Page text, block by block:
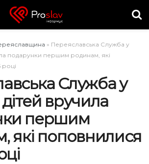
» Переяславська Служба у
подарунки першим родинам, які
Служба у
вручила
першим
які поповнилися